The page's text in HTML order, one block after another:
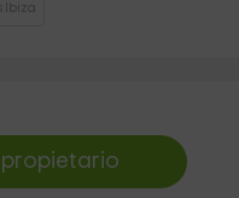
Ibiza
propietario